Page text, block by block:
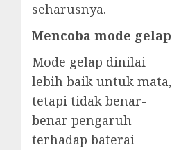
seharusnya.
Mencoba mode gelap
Mode gelap dinilai
lebih baik untuk mata,
tetapi tidak benar-
benar pengaruh
terhadap baterai